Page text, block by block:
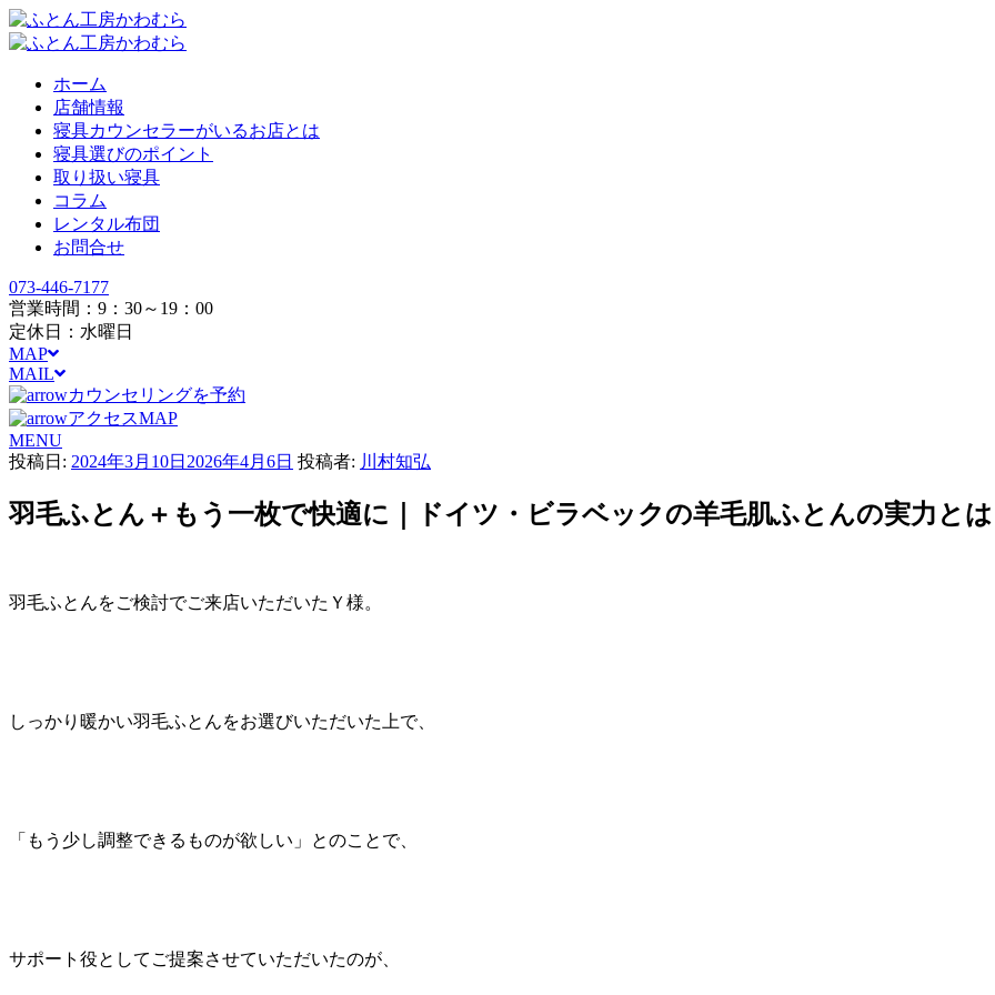
ホーム
店舗情報
寝具カウンセラーがいるお店とは
寝具選びのポイント
取り扱い寝具
コラム
レンタル布団
お問合せ
073-446-7177
営業時間：9：30～19：00
定休日：水曜日
MAP
MAIL
カウンセリングを予約
アクセスMAP
MENU
投稿日: 2024年3月10日 2026年4月6日 投稿者: 川村知弘
羽毛ふとん＋もう一枚で快適に｜ドイツ・ビラベックの羊毛肌ふとんの実力と
羽毛ふとんをご検討でご来店いただいたＹ様。
しっかり暖かい羽毛ふとんをお選びいただいた上で、
「もう少し調整できるものが欲しい」とのことで、
サポート役としてご提案させていただいたのが、